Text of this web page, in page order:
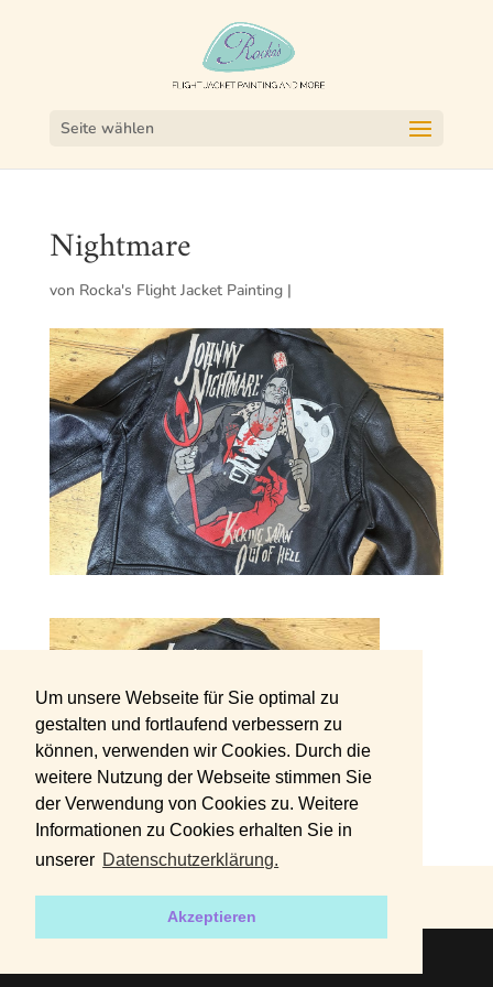
Um unsere Webseite für Sie optimal zu
gestalten und fortlaufend verbessern zu
können, verwenden wir Cookies. Durch die
weitere Nutzung der Webseite stimmen Sie
der Verwendung von Cookies zu. Weitere
Informationen zu Cookies erhalten Sie in
unserer Datenschutzerklärung.
Akzeptieren
Seite wählen
Nightmare
von Rocka's Flight Jacket Painting|
DATENSCHUTZERKLÄRUNG IMPRESSUM